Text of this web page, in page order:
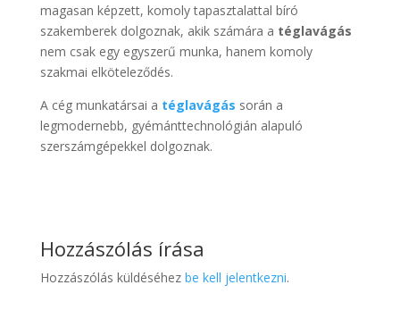
magasan képzett, komoly tapasztalattal bíró
szakemberek dolgoznak, akik számára a téglavágás
nem csak egy egyszerű munka, hanem komoly
szakmai elköteleződés.
A cég munkatársai a téglavágás során a
legmodernebb, gyémánttechnológián alapuló
szerszámgépekkel dolgoznak.
Hozzászólás írása
Hozzászólás küldéséhez be kell jelentkezni.